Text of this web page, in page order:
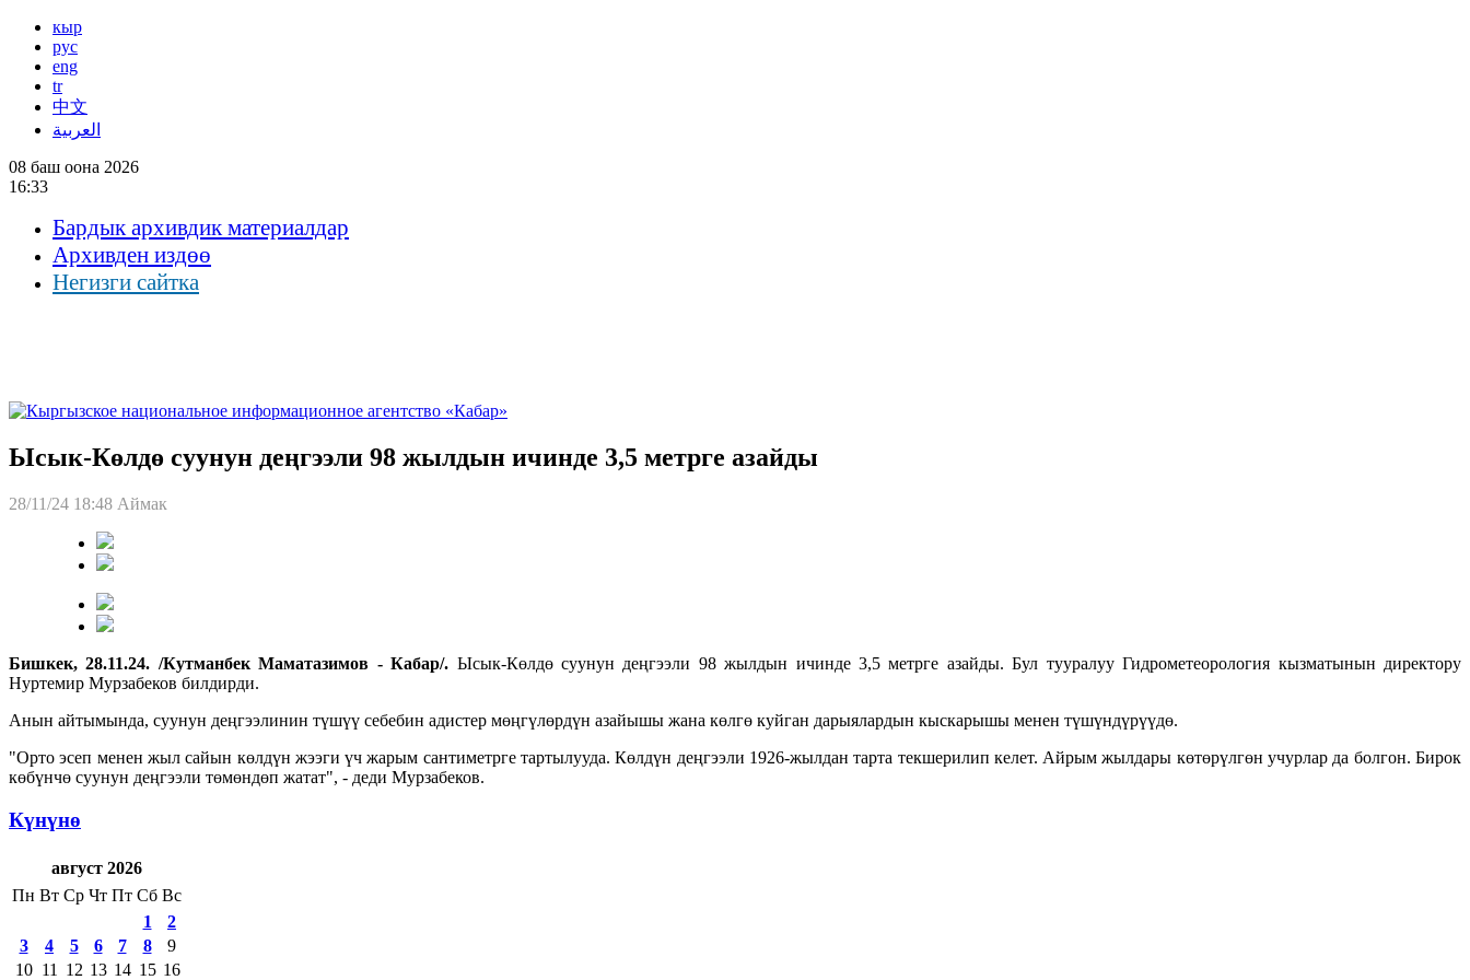
кыр
рус
eng
tr
中文
العربية
08 баш оона 2026
16:33
Бардык архивдик материалдар
Архивден издөө
Негизги сайтка
Ысык-Көлдө суунун деңгээли 98 жылдын ичинде 3,5 метрге азайды
28/11/24 18:48 Аймак
Бишкек, 28.11.24. /Кутманбек Маматазимов - Кабар/. Ысык-Көлдө суунун деңгээли 98 жылдын ичинде 3,5 метрге азайды. Бул тууралуу Гидрометеорология кызматынын директору
Нуртемир Мурзабеков билдирди.
Анын айтымында, суунун деңгээлинин түшүү себебин адистер мөңгүлөрдүн азайышы жана көлгө куйган дарыялардын кыскарышы менен түшүндүрүүдө.
"Орто эсеп менен жыл сайын көлдүн жээги үч жарым сантиметрге тартылууда. Көлдүн деңгээли 1926-жылдан тарта текшерилип келет. Айрым жылдары көтөрүлгөн учурлар да болгон. Бирок
көбүнчө суунун деңгээли төмөндөп жатат", - деди Мурзабеков.
Күнүнө
август 2026
Пн Вт Ср Чт Пт Сб Вс
1
2
3
4 5 6 7 8
9
10 11 12 13 14 15 16